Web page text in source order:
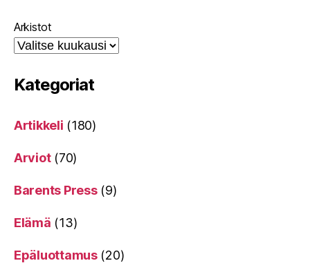
Arkistot
Kategoriat
Artikkeli (180)
Arviot(70)
Barents Press(9)
Elämä (13)
Epäluottamus(20)